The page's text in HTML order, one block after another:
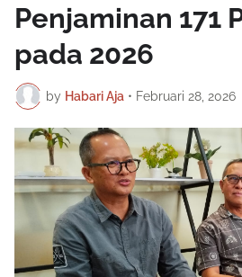
Penjaminan 171
pada 2026
by Habari Aja • Februari 28, 2026